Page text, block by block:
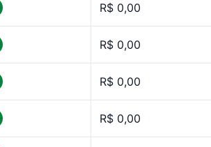
R$ 0,00
R$ 0,00
R$ 0,00
R$ 0,00